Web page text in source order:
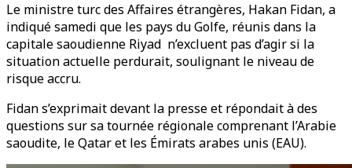
Le ministre turc des Affaires étrangères, Hakan Fidan, a
indiqué samedi que les pays du Golfe, réunis dans la
capitale saoudienne Riyad n’excluent pas d’agir si la
situation actuelle perdurait, soulignant le niveau de
risque accru.
Fidan s’exprimait devant la presse et répondait à des
questions sur sa tournée régionale comprenant l’Arabie
saoudite, le Qatar et les Émirats arabes unis (EAU).